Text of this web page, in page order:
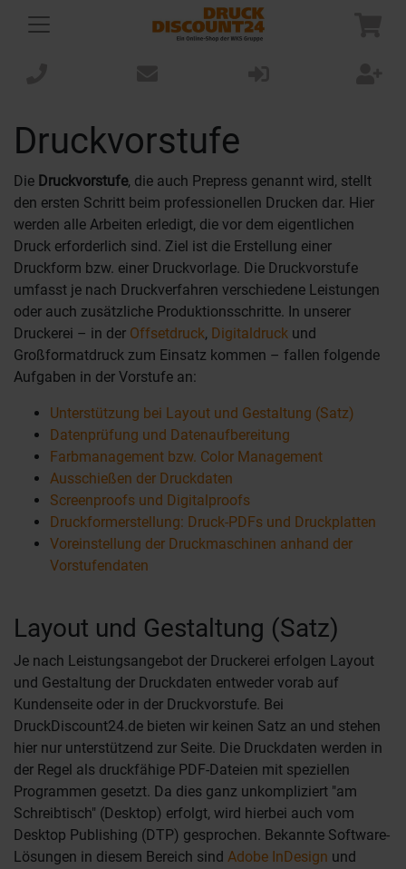
Druckvorstufe
Die Druckvorstufe, die auch Prepress genannt wird, stellt
den ersten Schritt beim professionellen Drucken dar. Hier
werden alle Arbeiten erledigt, die vor dem eigentlichen
Druck erforderlich sind. Ziel ist die Erstellung einer
Druckform bzw. einer Druckvorlage. Die Druckvorstufe
umfasst je nach Druckverfahren verschiedene Leistungen
oder auch zusätzliche Produktionsschritte. In unserer
Druckerei – in der Offsetdruck, Digitaldruck und
Großformatdruck zum Einsatz kommen – fallen folgende
Aufgaben in der Vorstufe an:
Unterstützung bei Layout und Gestaltung (Satz)
Datenprüfung und Datenaufbereitung
Farbmanagement bzw. Color Management
Ausschießen der Druckdaten
Screenproofs und Digitalproofs
Druckformerstellung: Druck-PDFs und Druckplatten
Voreinstellung der Druckmaschinen anhand der
Vorstufendaten
Layout und Gestaltung (Satz)
Je nach Leistungsangebot der Druckerei erfolgen Layout
und Gestaltung der Druckdaten entweder vorab auf
Kundenseite oder in der Druckvorstufe. Bei
DruckDiscount24.de bieten wir keinen Satz an und stehen
hier nur unterstützend zur Seite. Die Druckdaten werden in
der Regel als druckfähige PDF-Dateien mit speziellen
Programmen gesetzt. Da dies ganz unkompliziert "am
Schreibtisch" (Desktop) erfolgt, wird hierbei auch vom
Desktop Publishing (DTP) gesprochen. Bekannte Software-
Lösungen in diesem Bereich sind Adobe InDesign und